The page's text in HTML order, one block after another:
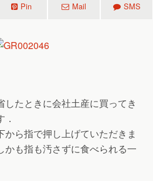
Pin Mail SMS
たときに会社土産に買ってき
ら指で押し上げていただきま
かも指も汚さずに食べられる一